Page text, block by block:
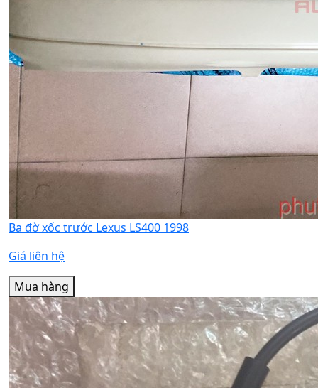
Ba đờ xốc trước Lexus LS400 1998
Giá liên hệ
Mua hàng